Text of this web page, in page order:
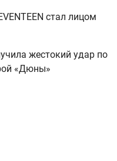
стал лицом
жестокий удар по
«Дюны»